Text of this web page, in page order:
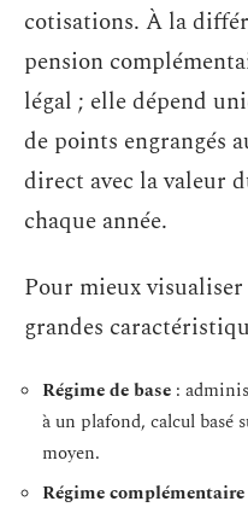
cotisations. À la
pension
légal ; elle dépend
de points engrangés
direct avec la valeur
chaque année.
Pour mieux
grandes
Régime de base :
à un plafond, calcul basé
moyen.
Régime